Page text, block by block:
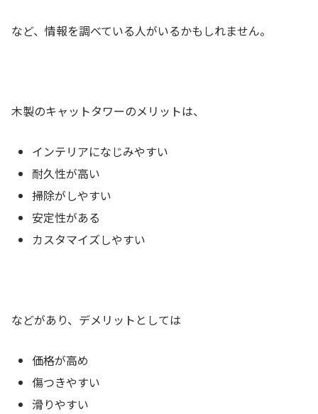
など、情報を調べている人がいるかもしれません。
木製のキャットタワーのメリットは、
インテリアになじみやすい
耐久性が高い
掃除がしやすい
安定性がある
カスタマイズしやすい
などがあり、デメリットとしては
価格が高め
傷つきやすい
滑りやすい